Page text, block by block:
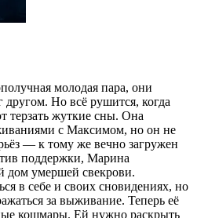
молодая пара, они
Но всё рушится, когда
терзать жуткие сны. Она
с Максимом, но он не
— к тому же вечно загружен
поддержки, Марина
дом умершей свекрови.
в себе и своих сновидениях, но
за выживание. Теперь её
кошмары. Ей нужно раскрыть